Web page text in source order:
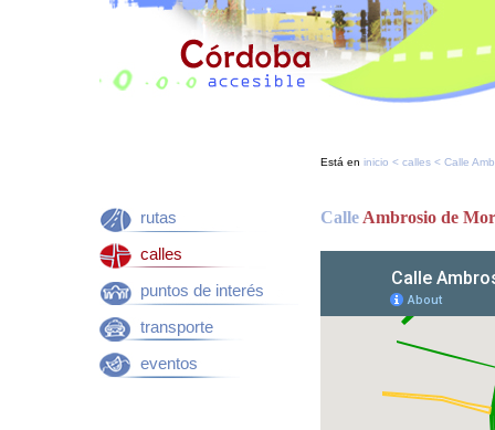
rutas
calles
puntos de interés
transporte
eventos
Está en inicio < calles < Calle
Calle Ambrosio de